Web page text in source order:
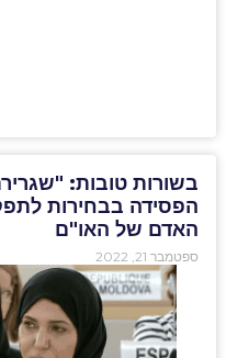
בשורות טובות:
הפסידה בבחירות
האדם של האו"ם
ספטמבר 21, 2022